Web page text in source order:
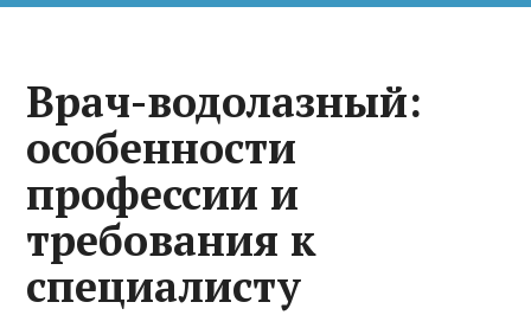
Врач-водолазный:
особенности
профессии и
требования к
специалисту